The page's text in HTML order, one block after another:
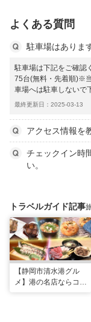
よくある質問
駐車場はありま
駐車場は下記をご確認
75台(無料・先着順)※
車場へは駐車しないで
最終更新日：2025-03-13
アクセス情報を
チェックイン時
い。
トラベルガイド記事
【静岡市清水港グル
メ】港の名店ならコ